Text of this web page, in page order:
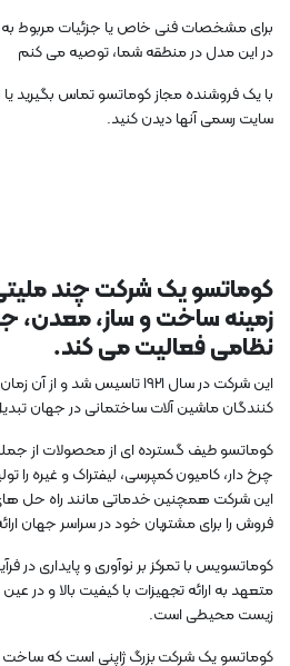
برای مشخصات فنی خاص یا جزئیات مربوط
در این مدل در منطقه شما، توصیه می کنم
با یک فروشنده مجاز کوماتسو تماس بگیرید یا
سایت رسمی آنها دیدن کنید.
کوماتسو یک شرکت چند
زمینه ساخت و ساز، معدن،
نظامی فعالیت می کند.
این شرکت در سال 1921 تاسیس شد و
کنندگان ماشین آلات ساختمانی در جهان
کوماتسو طیف گسترده ای از محصولات از جمله
چرخ دار، کامیون کمپرسی، لیفتراک و غیره را
این شرکت همچنین خدماتی مانند راه حل
فروش را برای مشتریان خود در سراسر جهان
کوماتسویس با تمرکز بر نوآوری و پایداری
متعهد به ارائه تجهیزات با کیفیت بالا و در
زیست محیطی است.
کوماتسو یک شرکت بزرگ ژاپنی است که ساخت